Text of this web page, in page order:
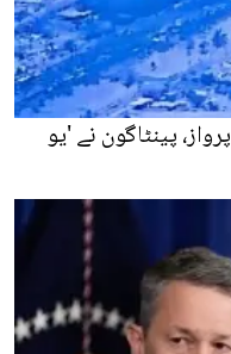
پینٹاگون نے 'یو